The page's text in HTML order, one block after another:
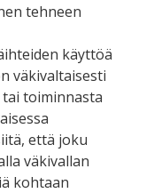
tehneen
käyttöä
väkivaltaisesti
toiminnasta
että joku
väkivallan
kohtaan